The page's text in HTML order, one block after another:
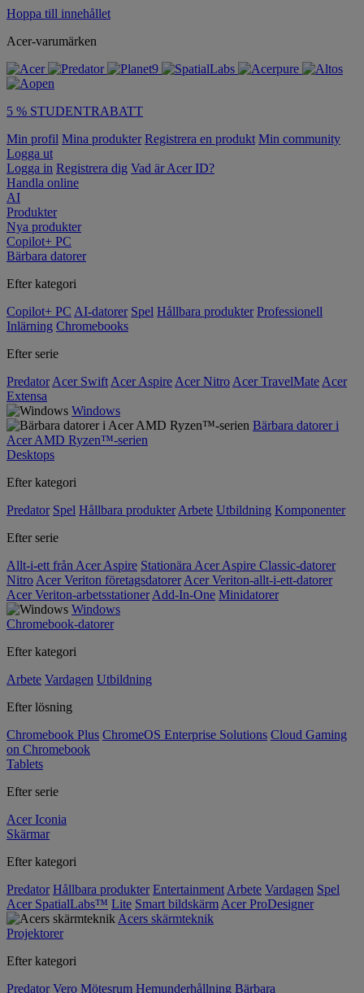
Hoppa till innehållet
Acer-varumärken
5 % STUDENTRABATT
Min profil Mina produkter Registrera en produkt Min community
Logga ut
Logga in Registrera dig Vad är Acer ID?
Handla online
AI
Produkter
Nya produkter
Copilot+ PC
Bärbara datorer
Efter kategori
Copilot+ PC AI-datorer Spel Hållbara produkter Professionell
Inlärning Chromebooks
Efter serie
Predator Acer Swift Acer Aspire Acer Nitro Acer TravelMate Acer
Extensa
Windows
Bärbara datorer i
Acer AMD Ryzen™-serien
Desktops
Efter kategori
Predator Spel Hållbara produkter Arbete Utbildning Komponenter
Efter serie
Allt-i-ett från Acer Aspire Stationära Acer Aspire Classic-datorer
Nitro Acer Veriton företagsdatorer Acer Veriton-allt-i-ett-datorer
Acer Veriton-arbetsstationer Add-In-One Minidatorer
Windows
Chromebook-datorer
Efter kategori
Arbete Vardagen Utbildning
Efter lösning
Chromebook Plus ChromeOS Enterprise Solutions Cloud Gaming
on Chromebook
Tablets
Efter serie
Acer Iconia
Skärmar
Efter kategori
Predator Hållbara produkter Entertainment Arbete Vardagen Spel
Acer SpatialLabs™ Lite Smart bildskärm Acer ProDesigner
Acers skärmteknik
Projektorer
Efter kategori
Predator Vero Mötesrum Hemunderhållning Bärbara